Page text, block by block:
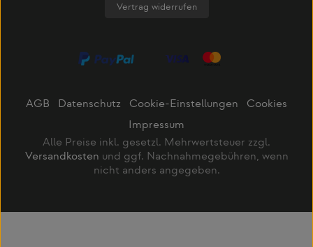
Vertrag widerrufen
AGB Datenschutz Cookie-Einstellungen
Cookies
Impressum
Alle Preise inkl. gesetzl. Mehrwertsteuer zzgl.
Versandkosten und ggf. Nachnahmegebühren, wenn
nicht anders angegeben.